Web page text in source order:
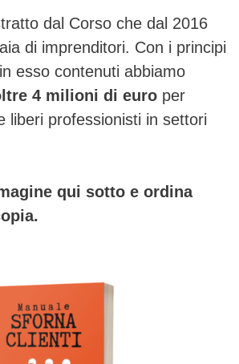
dal Corso che dal 2016
di imprenditori. Con i principi
esso contenuti abbiamo
4 milioni di euro per
liberi professionisti in settori
qui sotto e ordina